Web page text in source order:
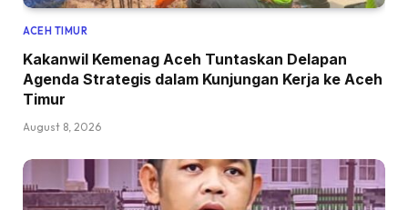
ACEH TIMUR
Kakanwil Kemenag Aceh Tuntaskan Delapan
Agenda Strategis dalam Kunjungan Kerja ke Aceh
Timur
August 8, 2026